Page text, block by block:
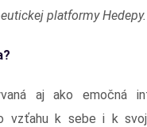
platformy Hedepy.
aj ako emočná
vzťahu k sebe i k